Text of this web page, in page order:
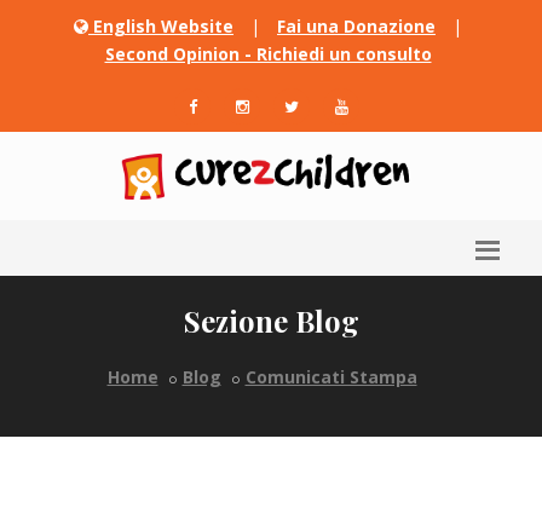
English Website | Fai una Donazione
|
Second Opinion - Richiedi un consulto
Sezione Blog
Home Blog Comunicati Stampa